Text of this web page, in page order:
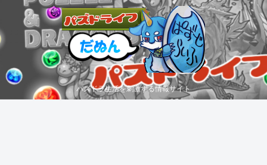
パズドラ生活を刺激する情報サイト